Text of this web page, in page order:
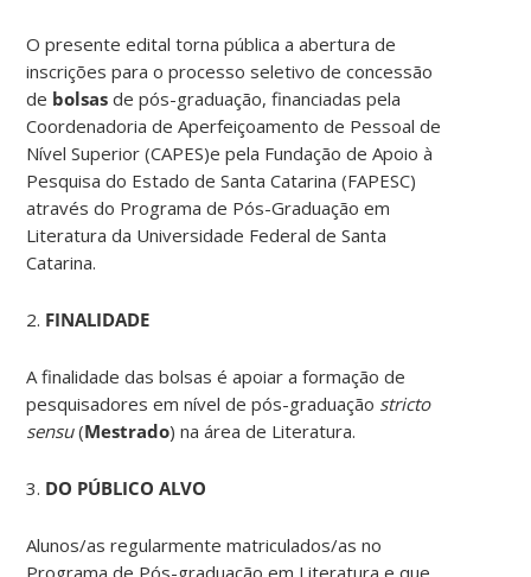
O presente edital torna pública a abertura de
inscrições para o processo seletivo de concessão
de bolsas de pós-graduação, financiadas pela
Coordenadoria de Aperfeiçoamento de Pessoal de
Nível Superior (CAPES)e pela Fundação de Apoio à
Pesquisa do Estado de Santa Catarina (FAPESC)
através do Programa de Pós-Graduação em
Literatura da Universidade Federal de Santa
Catarina.
2. FINALIDADE
A finalidade das bolsas é apoiar a formação de
pesquisadores em nível de pós-graduação stricto
sensu(Mestrado) na área de Literatura.
3. DO PÚBLICO ALVO
Alunos/as regularmente matriculados/as no
Programa de Pós-graduação em Literatura e que